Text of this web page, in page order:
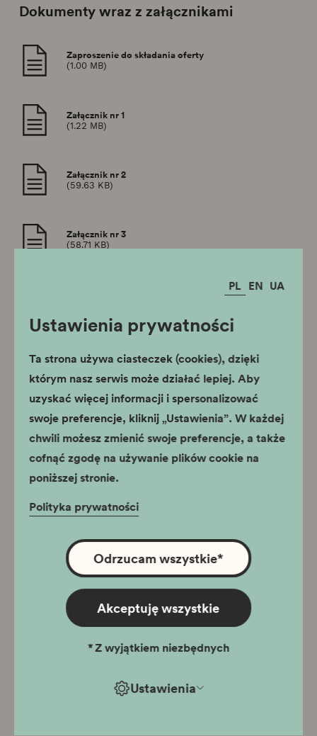
PL EN UA
Ustawienia prywatności
Ta strona używa ciasteczek (cookies), dzięki
którym nasz serwis może działać lepiej. Aby
uzyskać więcej informacji i spersonalizować
swoje preferencje, kliknij „Ustawienia”. W każdej
chwili możesz zmienić swoje preferencje, a także
cofnąć zgodę na używanie plików cookie na
poniższej stronie.
Polityka prywatności
Ustawienia
Odrzucam wszystkie*
Akceptuję wszystkie
*Z wyjątkiem niezbędnych
Dokumenty wraz z załącznikami
Zaproszenie do składania oferty
(1.00 MB)
Załącznik nr 1
(1.22 MB)
Załącznik nr 2
(59.63 KB)
Załącznik nr 3
(58.71 KB)
Projekt finansowany ze środków budżetu
państwa, przyznanych przez Ministra
Edukacji i Nauki w ramach Programu
„Nauka dla Społeczeństwa II”
Nauka
społeczeństwa